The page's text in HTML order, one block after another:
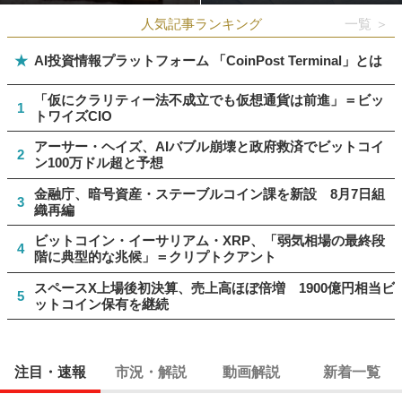
人気記事ランキング 一覧 ＞
★ AI投資情報プラットフォーム 「CoinPost Terminal」とは
1
「仮にクラリティー法不成立でも仮想通貨は前進」＝ビッ
トワイズCIO
2
アーサー・ヘイズ、AIバブル崩壊と政府救済でビットコイ
ン100万ドル超と予想
3
金融庁、暗号資産・ステーブルコイン課を新設 8月7日組
織再編
4
ビットコイン・イーサリアム・XRP、「弱気相場の最終段
階に典型的な兆候」＝クリプトクアント
5
スペースX上場後初決算、売上高ほぼ倍増 1900億円相当ビ
ットコイン保有を継続
注目・速報 市況・解説 動画解説 新着一覧